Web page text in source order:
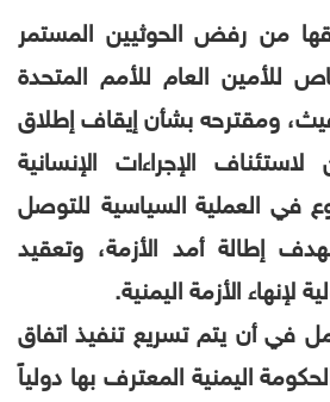
من رفض الحوثيين المستمر
للأمين العام للأمم المتحدة
ومقترحه بشأن إيقاف إطلاق
الإجراءات الإنسانية
في العملية السياسية للتوصل
إطالة أمد الأزمة، وتعقيد
لإنهاء الأزمة اليمنية.
في أن يتم تسريع تنفيذ اتفاق
اليمنية المعترف بها دولياً